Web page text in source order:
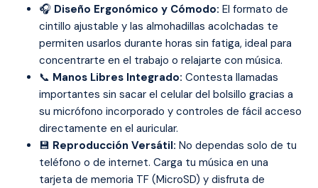
🎧 Diseño Ergonómico y Cómodo: El formato de
cintillo ajustable y las almohadillas acolchadas te
permiten usarlos durante horas sin fatiga, ideal para
concentrarte en el trabajo o relajarte con música.
📞 Manos Libres Integrado: Contesta llamadas
importantes sin sacar el celular del bolsillo gracias a
su micrófono incorporado y controles de fácil acceso
directamente en el auricular.
💾 Reproducción Versátil: No dependas solo de tu
teléfono o de internet. Carga tu música en una
tarjeta de memoria TF (MicroSD) y disfruta de